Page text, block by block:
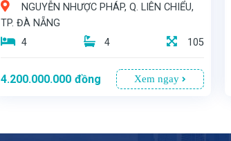
NGUYỄN NHƯỢC PHÁP, Q. LIÊN CHIỂU,
TP. ĐÀ NẴNG
4
4 105
4.200.000.000 đồng Xem ngay